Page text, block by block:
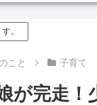
。
こと 子育て
が完走